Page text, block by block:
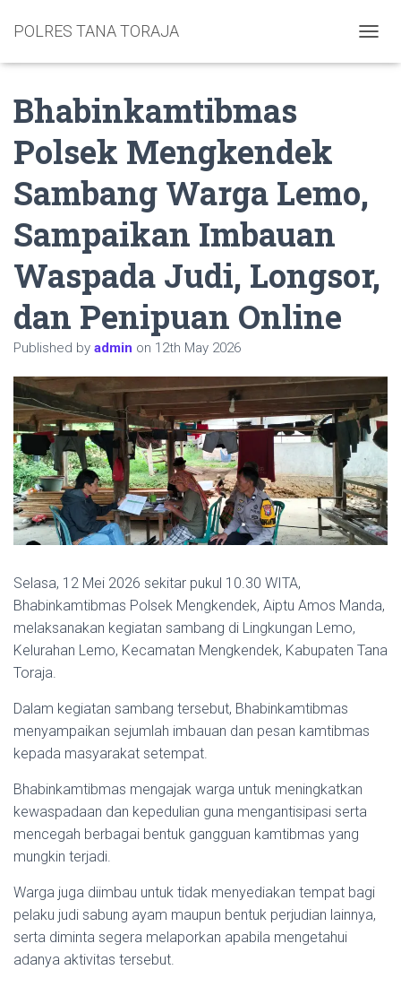
POLRES TANA TORAJA
Bhabinkamtibmas
Polsek Mengkendek
Sambang Warga Lemo,
Sampaikan Imbauan
Waspada Judi, Longsor,
dan Penipuan Online
Published by admin on 12th May 2026
Selasa, 12 Mei 2026 sekitar pukul 10.30 WITA,
Bhabinkamtibmas Polsek Mengkendek, Aiptu Amos Manda,
melaksanakan kegiatan sambang di Lingkungan Lemo,
Kelurahan Lemo, Kecamatan Mengkendek, Kabupaten Tana
Toraja.
Dalam kegiatan sambang tersebut, Bhabinkamtibmas
menyampaikan sejumlah imbauan dan pesan kamtibmas
kepada masyarakat setempat.
Bhabinkamtibmas mengajak warga untuk meningkatkan
kewaspadaan dan kepedulian guna mengantisipasi serta
mencegah berbagai bentuk gangguan kamtibmas yang
mungkin terjadi.
Warga juga diimbau untuk tidak menyediakan tempat bagi
pelaku judi sabung ayam maupun bentuk perjudian lainnya,
serta diminta segera melaporkan apabila mengetahui
adanya aktivitas tersebut.